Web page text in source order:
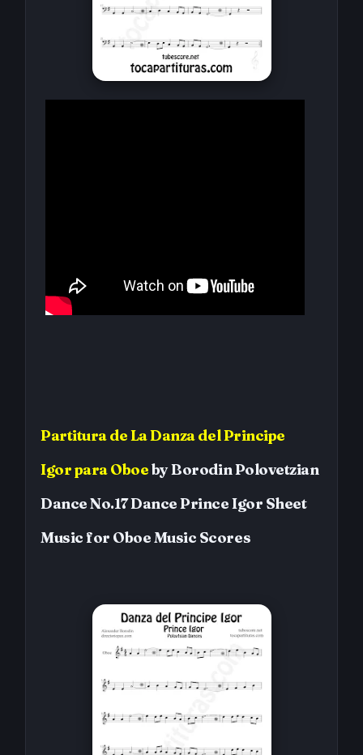
PartituradeLa Danza del Principe
Igorpara OboebyBorodinPolovetzian
Dance No.17 Dance Prince Igor Sheet
Music for OboeMusic Scores